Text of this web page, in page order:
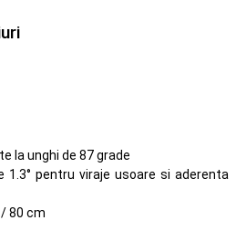
la unghi de 87 grade
1.3° pentru viraje usoare si aderenta
80 cm